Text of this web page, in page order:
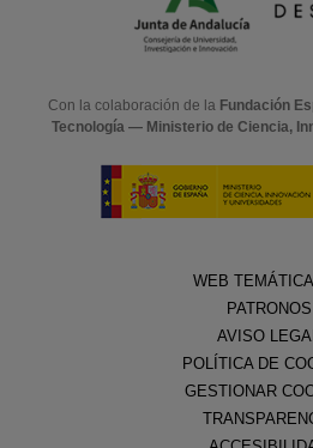
Con la colaboración de la Fundación
Tecnología — Ministerio de Ciencia,
WEB
PATRONOS
AVISO LEGAL
POLÍTICA DE
GESTIONAR